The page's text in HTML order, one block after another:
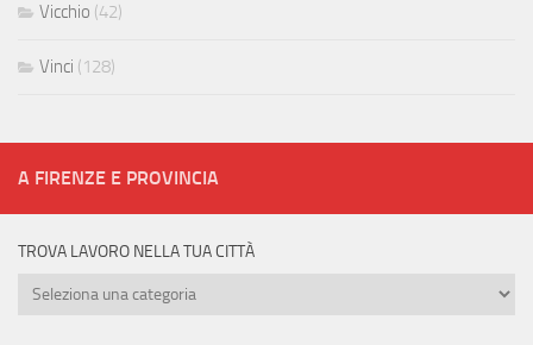
Vicchio (42)
Vinci (128)
A FIRENZE E PROVINCIA
TROVA LAVORO NELLA TUA CITTÀ
Trova